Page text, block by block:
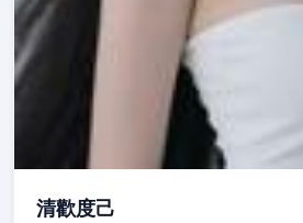
清歡度己